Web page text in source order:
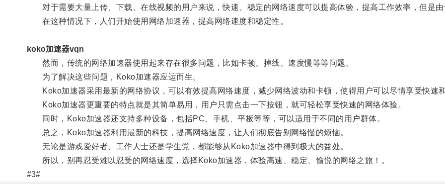
对于需要大量上传、下载、在线视频的用户来说，快速、稳定的网络速度可以提高体验，提高工作效率，但是由
在这种情况下，人们开始使用网络加速器，提高网络速度和稳定性。
koko加速器vqn
然而，传统的网络加速器使用起来存在很多问题，比如卡顿、掉线、速度慢等等问题。
为了解决这些问题，Koko加速器应运而生。
Koko加速器采用最新的网络协议，可以有效提高网络速度，减少网络波动和卡顿，使得用户可以尽情享受快速和
Koko加速器更重要的特点就是其简单易用，用户只需点击一下按钮，就可轻松享受快速的网络体验。
同时，Koko加速器还支持多种设备，包括PC、手机、平板等等，可以适用于不同的用户群体。
总之，Koko加速器利用最新的科技，提高网络速度，让人们彻底告别网络慢的烦恼。
无论是游戏爱好者、工作人士还是学生党，都能够从Koko加速器中得到极大的益处。
所以，别再忍受难以忍受的网络速度，选择Koko加速器，体验高速、稳定、愉悦的网络之旅！。
#3#